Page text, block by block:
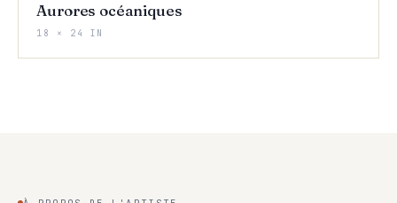
Aurores océaniques
18 × 24 IN